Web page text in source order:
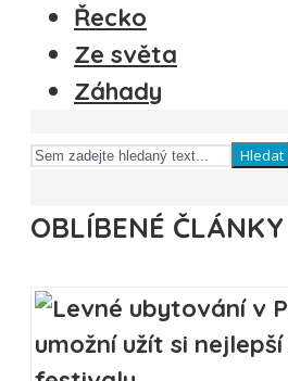
Řecko
Ze světa
Záhady
Hledat
OBLÍBENÉ ČLÁNKY